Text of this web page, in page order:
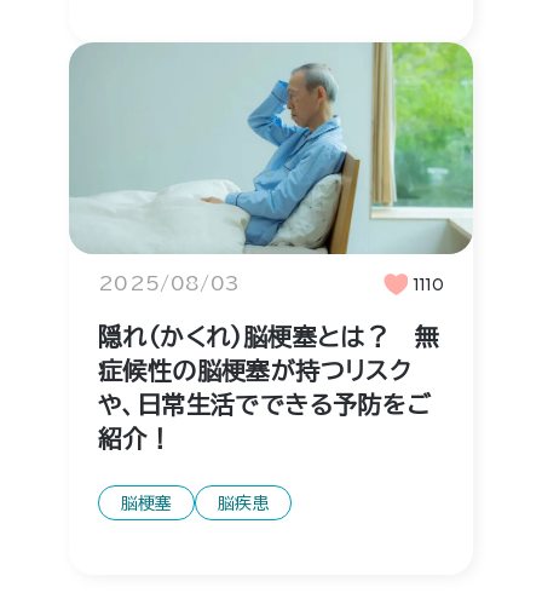
2025/08/03 1110
隠れ（かくれ）脳梗塞とは？ 無
症候性の脳梗塞が持つリスク
や、日常生活でできる予防をご
紹介！
脳梗塞 脳疾患